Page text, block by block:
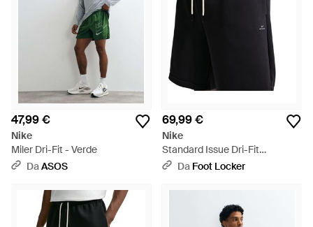
47,99 €
Nike
Miler Dri-Fit - Verde
DaASOS
69,99 €
Nike
Standard Issue Dri-Fit
Basketball Shorts Uomo - Nero
Da Foot Locker